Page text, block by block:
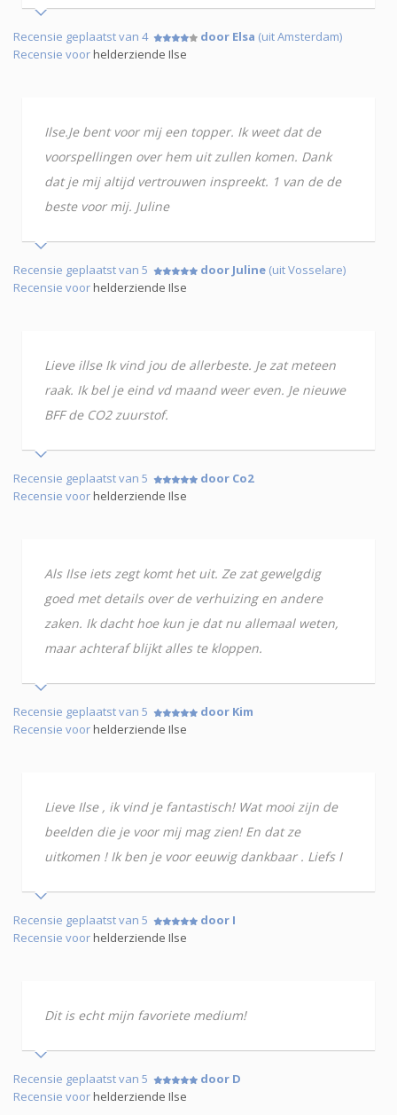
Recensie geplaatst van 4 door Elsa (uit Amsterdam)
Recensie voorhelderziende Ilse
Ilse.Je bent voor mij een topper. Ik weet dat de
voorspellingen over hem uit zullen komen. Dank
dat je mij altijd vertrouwen inspreekt. 1 van de de
beste voor mij. Juline
Recensie geplaatst van 5 door Juline (uit Vosselare)
Recensie voorhelderziende Ilse
Lieve illse Ik vind jou de allerbeste. Je zat meteen
raak. Ik bel je eind vd maand weer even. Je nieuwe
BFF de CO2 zuurstof.
Recensie geplaatst van 5
door Co2
Recensie voorhelderziende Ilse
Als Ilse iets zegt komt het uit. Ze zat gewelgdig
goed met details over de verhuizing en andere
zaken. Ik dacht hoe kun je dat nu allemaal weten,
maar achteraf blijkt alles te kloppen.
Recensie geplaatst van 5
door Kim
Recensie voorhelderziende Ilse
Lieve Ilse , ik vind je fantastisch! Wat mooi zijn de
beelden die je voor mij mag zien! En dat ze
uitkomen ! Ik ben je voor eeuwig dankbaar . Liefs I
Recensie geplaatst van 5
door I
Recensie voorhelderziende Ilse
Dit is echt mijn favoriete medium!
Recensie geplaatst van 5
door D
Recensie voorhelderziende Ilse